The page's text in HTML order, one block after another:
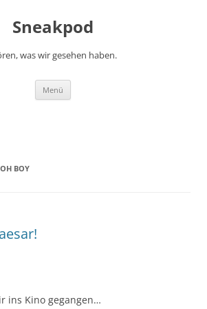
Sneakpod
was wir gesehen haben.
Menü
OH BOY
ins Kino gegangen…